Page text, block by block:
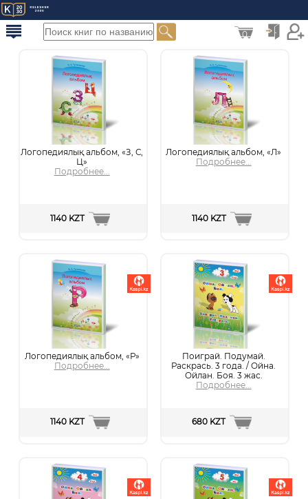
0
Логопедиялық альбом, «З, С,
Ц»
Подробнее...
1140 KZT
Логопедиялық альбом, «Л»
Подробнее...
1140 KZT
Логопедиялық альбом, «Р»
Подробнее...
1140 KZT
Поиграй. Подумай.
Раскрась. 3 года. / Ойна.
Ойлан. Боя. 3 жас.
Подробнее...
680 KZT